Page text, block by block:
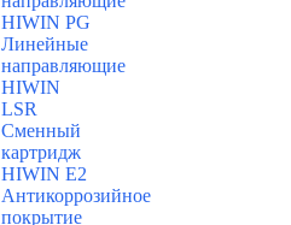
HIWIN PG
Линейные
направляющие
HIWIN
LSR
Сменный
картридж
HIWIN E2
Антикоррозийное
покрытие